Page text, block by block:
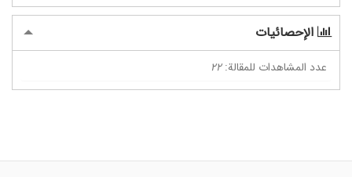
الإحصائيات
عدد المشاهدات للمقالة:22